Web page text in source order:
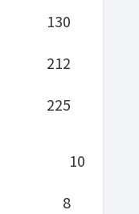
130
212
225
10
8